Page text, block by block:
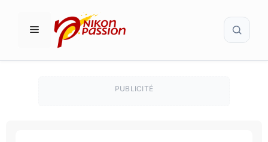
MENU
PUBLICITÉ